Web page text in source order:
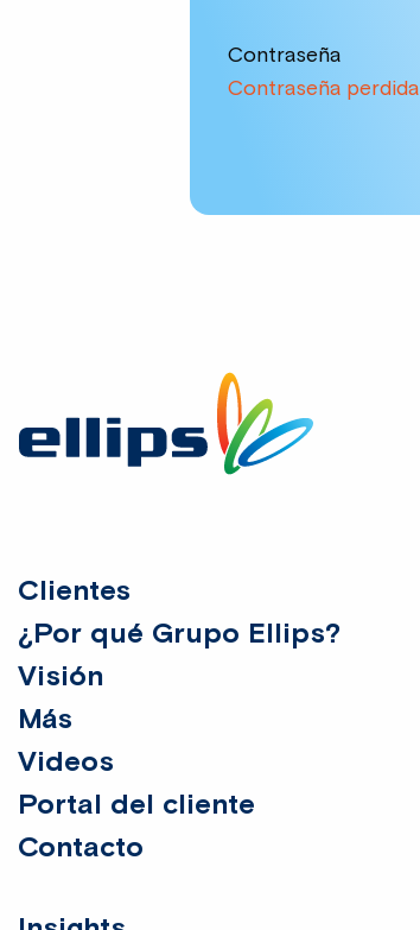
Contraseña
Contraseña perdida
footer
Clientes
¿Por qué Grupo Ellips?
Visión
Más
Videos
Portal del cliente
Contacto